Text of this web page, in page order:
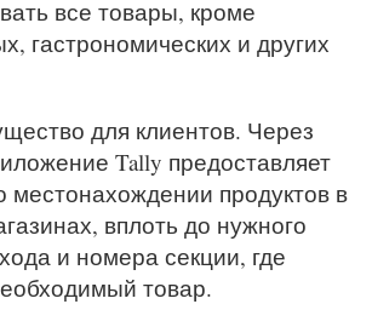
все товары, кроме
гастрономических и других
для клиентов. Через
Tally предоставляет
продуктов в
вплоть до нужного
и номера секции, где
товар.